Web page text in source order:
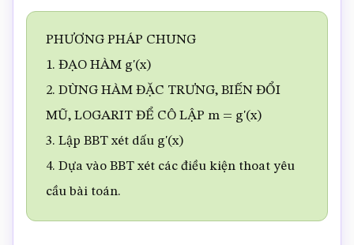
PHƯƠNG PHÁP CHUNG
1. ĐẠO HÀM g'(x)
2. DÙNG HÀM ĐẶC TRƯNG, BIẾN ĐỔI
MŨ, LOGARIT ĐỂ CÔ LẬP m = g'(x)
3. Lập BBT xét dấu g'(x)
4. Dựa vào BBT xét các điều kiện thoat yêu
cầu bài toán.